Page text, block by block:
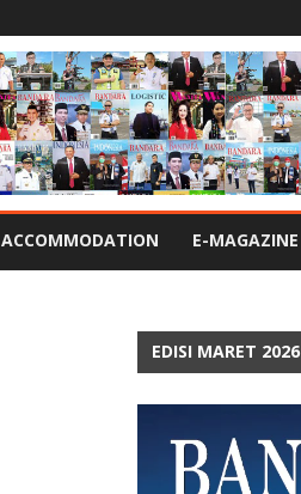
ACCOMMODATION E-MAGAZINE
EDISI MARET 2026